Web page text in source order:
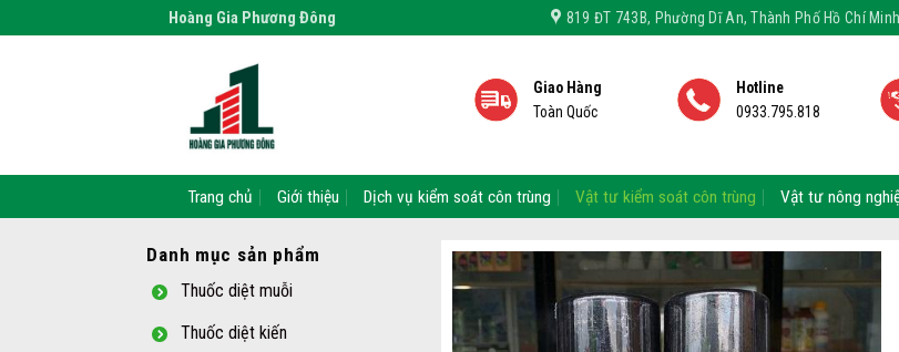
Hoàng Gia Phương Đông 819 ĐT 743B, Phường Dĩ An, Thành Phố Hồ Chí Minh
Giao Hàng
Toàn Quốc
Hotline
0933.795.818
Trang chủ Giới thiệu Dịch vụ kiểm soát côn trùng Vật tư kiểm soát côn trùng Vật tư nông
Danh mục sản phẩm
Thuốc diệt muỗi
Thuốc diệt kiến